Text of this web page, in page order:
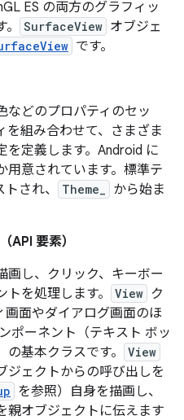
ES の両方のグラフィッ
SurfaceView オブジェ
です。
などのプロパティのセッ
を組み合わせて、さまざま
を定義します。Android に
用意されています。標準テ
され、 Theme_
から始ま
（API 要素）
画し、クリック、キーボー
を処理します。
View ク
画面やダイアログ画面のほ
ポーネント（テキスト ボッ
基本クラスです。
View
ジェクトからの呼び出しを
を参照）自身を描画し、
親オブジェクトに伝えます